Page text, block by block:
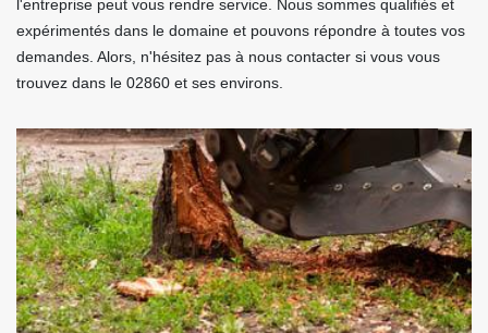
l'entreprise peut vous rendre service. Nous sommes qualifiés et
expérimentés dans le domaine et pouvons répondre à toutes vos
demandes. Alors, n'hésitez pas à nous contacter si vous vous
trouvez dans le 02860 et ses environs.